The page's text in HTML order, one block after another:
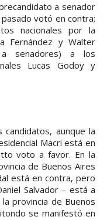
a senador
votó en contra;
nacionales por la
Fernández y Walter
a senadores) a los
Lucas Godoy y
aunque la
Macri está en
voto a favor. En la
de Buenos Aires
está en contra, pero
Salvador – está a
provincia de Buenos
se manifestó en